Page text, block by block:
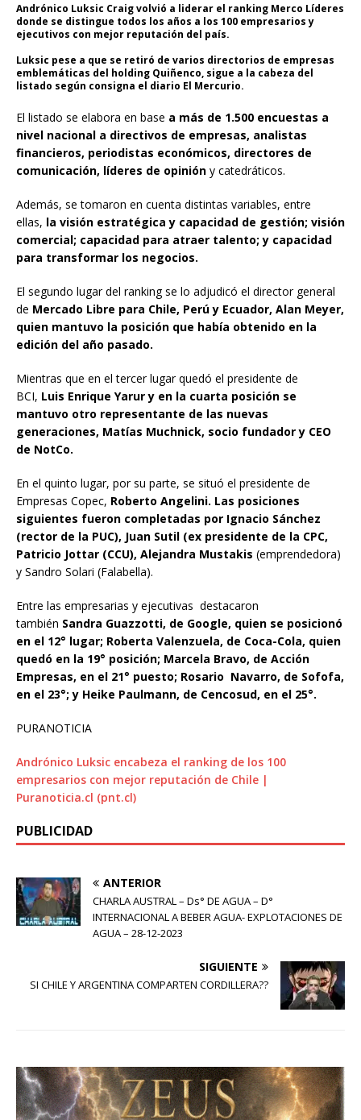
Andrónico Luksic Craigvolvió a liderar el ranking Merco Líderes
donde se distingue todos los años a los 100 empresarios y
ejecutivos con mejor reputación del país.
Luksic pese a que se retiró de varios directorios de empresas
emblemáticas del holding Quiñenco, sigue a la cabeza del
listado según consigna el diario El Mercurio.
El listado se elabora en base a más de 1.500 encuestas a
nivel nacional a directivos de empresas, analistas
financieros, periodistas económicos, directores de
comunicación, líderes de opinión y catedráticos.
Además, se tomaron en cuenta distintas variables, entre
ellas, la visión estratégica y capacidad de gestión; visión
comercial; capacidad para atraer talento; y capacidad
para transformar los negocios.
El segundo lugar del ranking se lo adjudicó el director general
de Mercado Libre para Chile, Perú y Ecuador, Alan Meyer,
quien mantuvo la posición que había obtenido en la
edición del año pasado.
Mientras que en el tercer lugar quedó el presidente de
BCI, Luis Enrique Yarur y en la cuarta posición se
mantuvo otro representante de las nuevas
generaciones, Matías Muchnick, socio fundador y CEO
de NotCo.
En el quinto lugar, por su parte, se situó el presidente de
Empresas Copec, Roberto Angelini. Las posiciones
siguientes fueron completadas por Ignacio Sánchez
(rector de la PUC), Juan Sutil (ex presidente de la CPC,
Patricio Jottar (CCU), Alejandra Mustakis (emprendedora)
y Sandro Solari (Falabella).
Entre las empresarias y ejecutivas destacaron
también Sandra Guazzotti, de Google, quien se posicionó
en el 12° lugar; Roberta Valenzuela, de Coca-Cola, quien
quedó en la 19° posición; Marcela Bravo, de Acción
Empresas, en el 21° puesto; Rosario Navarro, de Sofofa,
en el 23°; y Heike Paulmann, de Cencosud, en el 25°.
PURANOTICIA
Andrónico Luksic encabeza el ranking de los 100
empresarios con mejor reputación de Chile |
Puranoticia.cl (pnt.cl)
PUBLICIDAD
ANTERIOR
CHARLA AUSTRAL – Ds° DE AGUA – D°
INTERNACIONAL A BEBER AGUA- EXPLOTACIONES DE
AGUA – 28-12-2023
SIGUIENTE
SI CHILE Y ARGENTINA COMPARTEN CORDILLERA??